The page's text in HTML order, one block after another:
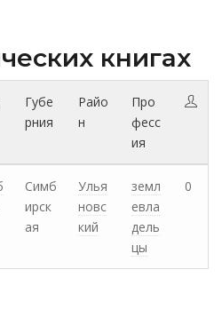
книгах
Губе
рния
Райо
н
Про
фесс
ия
Симб
ирск
ая
Улья
новс
кий
земл
евла
дель
цы
0